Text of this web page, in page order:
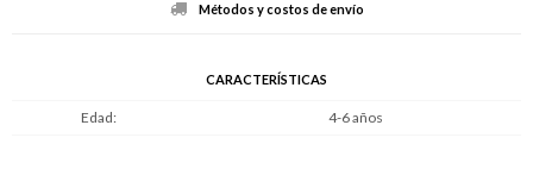
Métodos y costos de envío
CARACTERÍSTICAS
Edad 4-6 años